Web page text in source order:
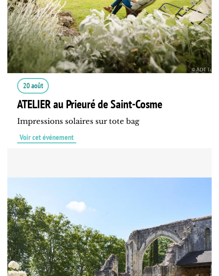
20 août
ATELIER au Prieuré de Saint-Cosme
Impressions solaires sur tote bag
Voir cet événement